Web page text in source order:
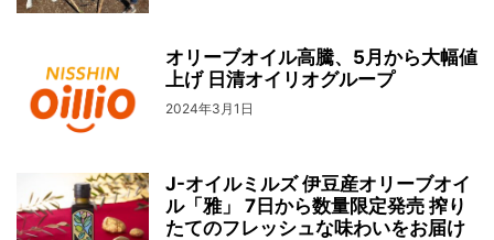
オリーブオイル高騰、5月から大幅値
上げ 日清オイリオグループ
2024年3月1日
J-オイルミルズ 伊豆産オリーブオイ
ル「雅」 7日から数量限定発売 搾り
たてのフレッシュな味わいをお届け